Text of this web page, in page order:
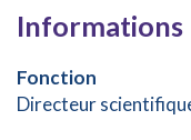
Informations
Fonction
Directeur